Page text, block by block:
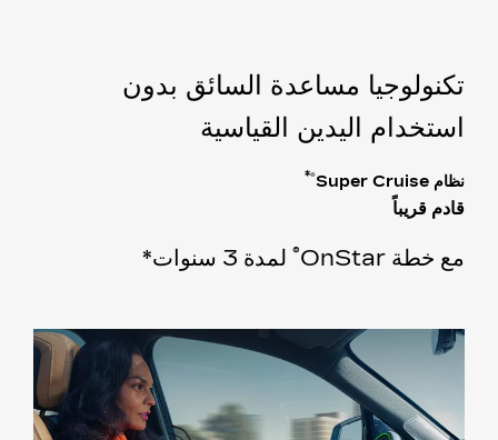
تكنولوجيا مساعدة السائق بدون
استخدام اليدين القياسية
نظام Super Cruise ®
*
قادم قريباً
مع خطة OnStar ® لمدة 3 سنوات *